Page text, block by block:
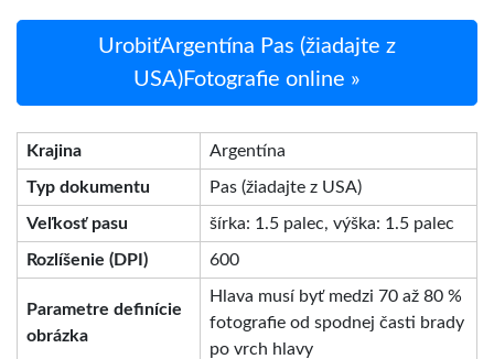
UrobiťArgentína Pas (žiadajte z
USA)Fotografie online »
Krajina Argentína
Typ dokumentu Pas (žiadajte z USA)
Veľkosť pasu šírka: 1.5 palec, výška: 1.5 palec
Rozlíšenie (DPI) 600
Parametre definície
obrázka
Hlava musí byť medzi 70 až 80 %
fotografie od spodnej časti brady
po vrch hlavy